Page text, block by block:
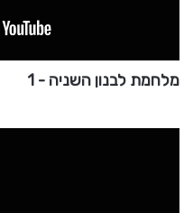
מלחמת לבנון השניה - 1